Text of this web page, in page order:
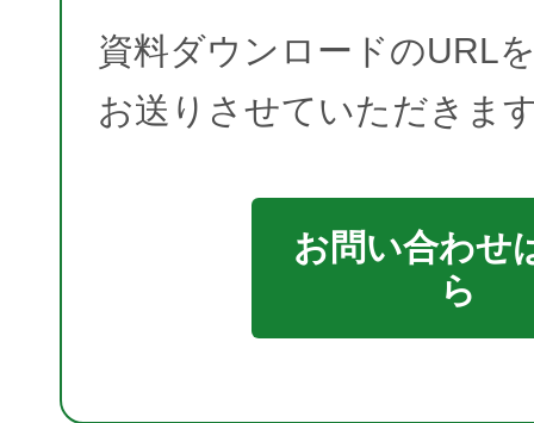
資料ダウンロードのURL
お送りさせていただきま
お問い合わせ
ら